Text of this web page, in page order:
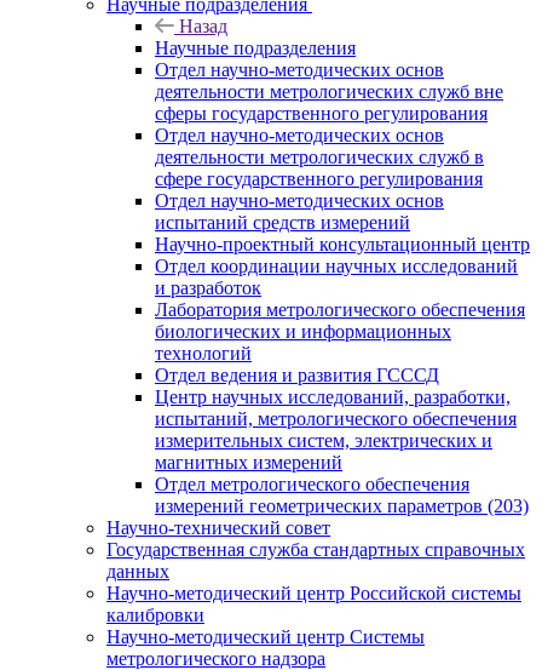
Научные подразделения
Назад
Научные подразделения
Отдел научно-методических основ
деятельности метрологических служб вне
сферы государственного регулирования
Отдел научно-методических основ
деятельности метрологических служб в
сфере государственного регулирования
Отдел научно-методических основ
испытаний средств измерений
Научно-проектный консультационный центр
Отдел координации научных исследований
и разработок
Лаборатория метрологического обеспечения
биологических и информационных
технологий
Отдел ведения и развития ГСССД
Центр научных исследований, разработки,
испытаний, метрологического обеспечения
измерительных систем, электрических и
магнитных измерений
Отдел метрологического обеспечения
измерений геометрических параметров (203)
Научно-технический совет
Государственная служба стандартных справочных
данных
Научно-методический центр Российской системы
калибровки
Научно-методический центр Системы
метрологического надзора